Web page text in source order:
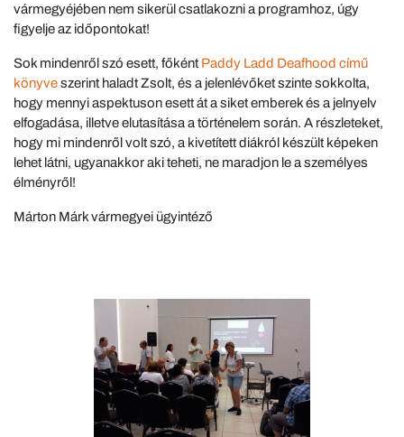
vármegyéjében nem sikerül csatlakozni a programhoz, úgy
figyelje az időpontokat!
Sok mindenről szó esett, főként Paddy Ladd Deafhood című
könyveszerint haladt Zsolt, és a jelenlévőket szinte sokkolta,
hogy mennyi aspektuson esett át a siket emberek és a jelnyelv
elfogadása, illetve elutasítása a történelem során. A részleteket,
hogy mi mindenről volt szó, a kivetített diákról készült képeken
lehet látni, ugyanakkor aki teheti, ne maradjon le a személyes
élményről!
Márton Márk vármegyei ügyintéző